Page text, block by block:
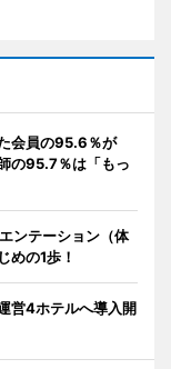
会員の95.6％が
の95.7％は「もっ
ンテーション（体
めの1歩！
営4ホテルへ導入開